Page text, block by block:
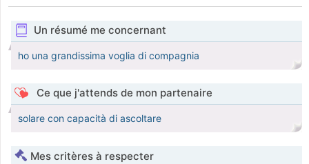
Un résumé me concernant
ho una grandissima voglia di compagnia
Ce que j'attends de mon partenaire
solare con capacità di ascoltare
Mes critères à respecter